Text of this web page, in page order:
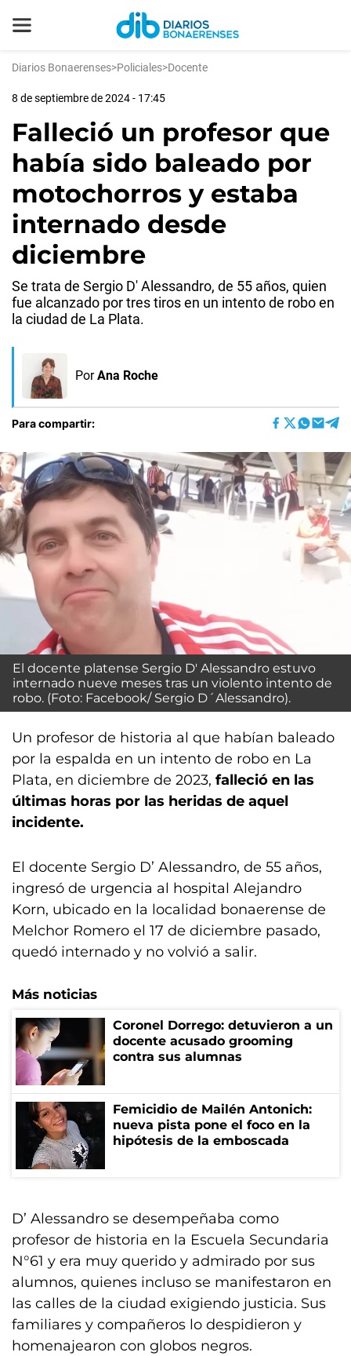
Diarios Bonaerenses>Policiales>Docente
8 de septiembre de 2024 - 17:45
Falleció un profesor que
había sido baleado por
motochorros y estaba
internado desde
diciembre
Se trata de Sergio D' Alessandro, de 55 años, quien
fue alcanzado por tres tiros en un intento de robo en
la ciudad de La Plata.
Por Ana Roche
Para compartir:
El docente platense Sergio D' Alessandro estuvo
internado nueve meses tras un violento intento de
robo. (Foto: Facebook/ Sergio D´Alessandro).
Un profesor de historia al que habían baleado
por la espalda en un intento de robo en La
Plata, en diciembre de 2023, falleció en las
últimas horas por las heridas de aquel
incidente.
El docente Sergio D’ Alessandro, de 55 años,
ingresó de urgencia al hospital Alejandro
Korn, ubicado en la localidad bonaerense de
Melchor Romero el 17 de diciembre pasado,
quedó internado y no volvió a salir.
Más noticias
Coronel Dorrego: detuvieron a un
docente acusado grooming
contra sus alumnas
Femicidio de Mailén Antonich:
nueva pista pone el foco en la
hipótesis de la emboscada
D’ Alessandro se desempeñaba como
profesor de historia en la Escuela Secundaria
N°61 y era muy querido y admirado por sus
alumnos, quienes incluso se manifestaron en
las calles de la ciudad exigiendo justicia. Sus
familiares y compañeros lo despidieron y
homenajearon con globos negros.